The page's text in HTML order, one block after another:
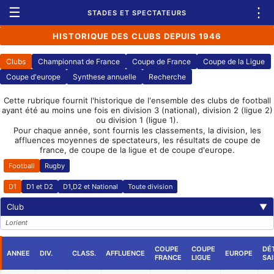
☰ STADES ET SPECTATEURS ⋮
HISTORIQUE DES CLUBS DEPUIS 1946
Clubs Championnat de France Coupe de France
Coupe de la Ligue
Coupe d'europe
Synthese annuelle Recherche
Cette rubrique fournit l'historique de l'ensemble des clubs de football
ayant été au moins une fois en division 3 (national), division 2 (ligue 2)
ou division 1 (ligue 1).
Pour chaque année, sont fournis les classements, la division, les
affluences moyennes de spectateurs, les résultats de coupe de
france, de coupe de la ligue et de coupe d'europe.
Football Rugby
D1 D1 et D2 D1,D2 et National Toute division
Club ▼
Lorient
ANNEE DIV. CLASS. AFFLUENCE
COUPE
FRANCE
COUPE
LIGUE
EUROPE